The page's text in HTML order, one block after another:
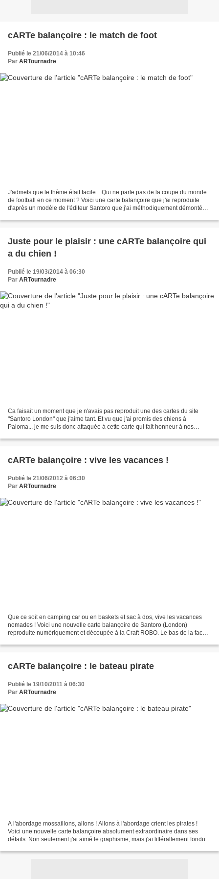
cARTe balançoire : le match de foot
Publié le 21/06/2014 à 10:46
Par ARTournadre
J'admets que le thème était facile... Qui ne parle pas de la coupe du monde
de football en ce moment ? Voici une carte balançoire que j'ai reproduite
d'après un modèle de l'éditeur Santoro que j'ai méthodiquement démonté
Juste pour le plaisir : une cARTe balançoire qui
a du chien !
Publié le 19/03/2014 à 06:30
Par ARTournadre
Ca faisait un moment que je n'avais pas reproduit une des cartes du site
"Santoro London" que j'aime tant. Et vu que j'ai promis des chiens à
Paloma... je me suis donc attaquée à cette carte qui fait honneur à nos
cARTe balançoire : vive les vacances !
Publié le 21/06/2012 à 06:30
Par ARTournadre
Que ce soit en camping car ou en baskets et sac à dos, vive les vacances
nomades ! Voici une nouvelle carte balançoire de Santoro (London)
reproduite numériquement et découpée à la Craft ROBO. Le bas de la face
cARTe balançoire : le bateau pirate
Publié le 19/10/2011 à 06:30
Par ARTournadre
A l'abordage mossaillons, allons ! Allons à l'abordage crient les pirates !
Voici une nouvelle carte balançoire absolument extraordinaire dans ses
détails. Non seulement j'ai aimé le graphisme, mais j'ai littérallement fondu